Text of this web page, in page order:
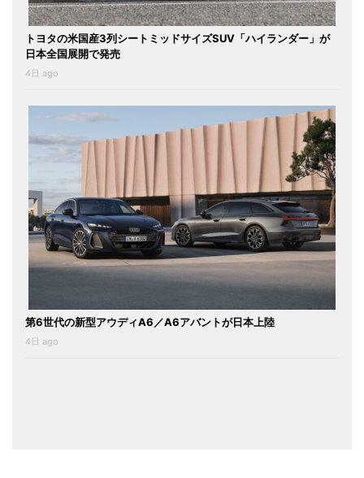
トヨタの米国産3列シートミッドサイズSUV「ハイランダー」が
日本全国展開で発売
4日 ago
第6世代の新型アウディA6／A6アバントが日本上陸
4日 ago